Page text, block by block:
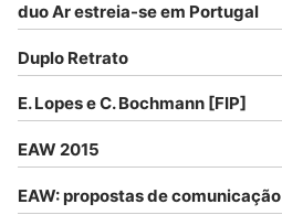
duo Ar estreia-se em Portugal
Duplo Retrato
E. Lopes e C. Bochmann [FIP]
EAW 2015
EAW: propostas de comunicação